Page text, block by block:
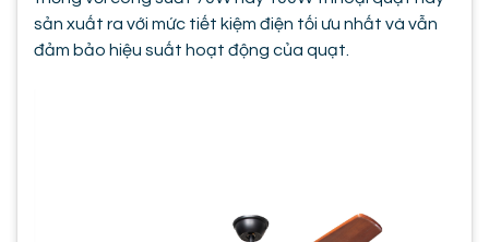
sản xuất ra với mức tiết kiệm điện tối ưu nhất và vẫn
đảm bảo hiệu suất hoạt động của quạt.